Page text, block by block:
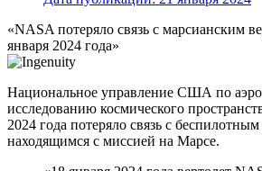
«NASA потеряло связь с марсианским
января 2024 года»
Национальное управление США по
исследованию космического
2024 года потеряло связь с
находящимся с миссией на Марсе.